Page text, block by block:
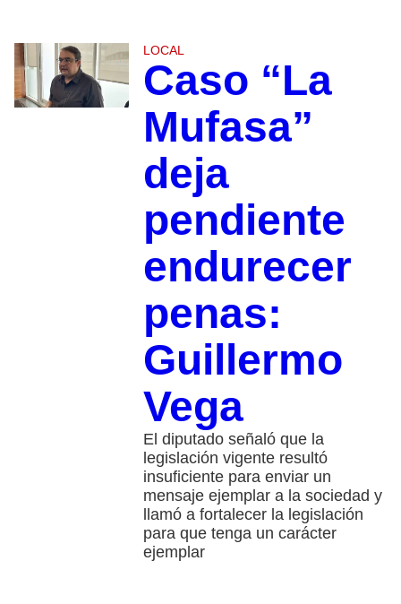
LOCAL
Caso “La
Mufasa”
deja
pendiente
endurecer
penas:
Guillermo
Vega
El diputado señaló que la
legislación vigente resultó
insuficiente para enviar un
mensaje ejemplar a la sociedad y
llamó a fortalecer la legislación
para que tenga un carácter
ejemplar